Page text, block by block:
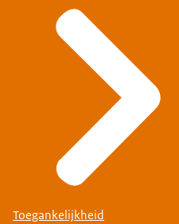
Toegankelijkheid